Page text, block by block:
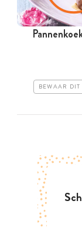
BEWAAR DIT